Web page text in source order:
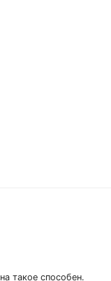
такое способен.